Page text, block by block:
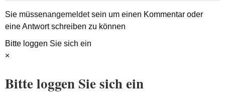
Sie müssenangemeldetsein um einen Kommentar oder
eine Antwort schreiben zu können
Bitte loggen Sie sich ein
×
Bitte loggen Sie sich ein